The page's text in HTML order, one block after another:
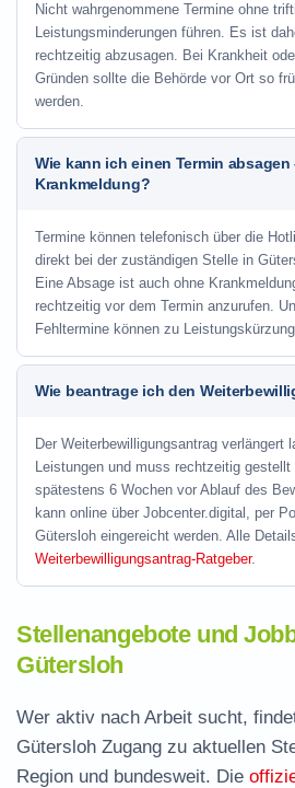
Nicht wahrgenommene Termine ohne
Leistungsminderungen führen. Es ist
rechtzeitig abzusagen. Bei Krankheit
Gründen sollte die Behörde vor Ort so
werden.
Wie kann ich einen Termin
Krankmeldung?
Termine können telefonisch über die
direkt bei der zuständigen Stelle in
Eine Absage ist auch ohne
rechtzeitig vor dem Termin anzurufen.
Fehltermine können zu
Wie beantrage ich den
Der Weiterbewilligungsantrag verlängert
Leistungen und muss rechtzeitig gestellt
spätestens 6 Wochen vor Ablauf des
kann online über Jobcenter.digital, per
Gütersloh eingereicht werden. Alle
Weiterbewilligungsantrag-Ratgeber.
Stellenangebote und
Gütersloh
Wer aktiv nach Arbeit sucht,
Gütersloh Zugang zu aktuellen
Region und bundesweit. Die